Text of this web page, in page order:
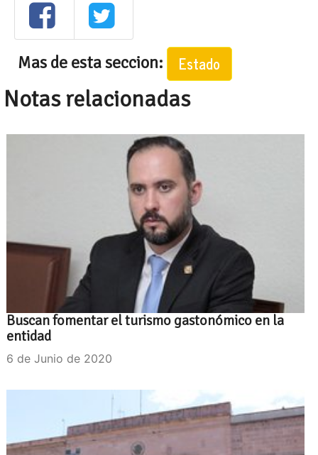
Mas de esta seccion: Estado
Notas relacionadas
Buscan fomentar el turismo gastonómico en la
entidad
6 de Junio de 2020